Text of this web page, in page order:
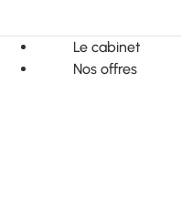
Le cabinet
Nos offres